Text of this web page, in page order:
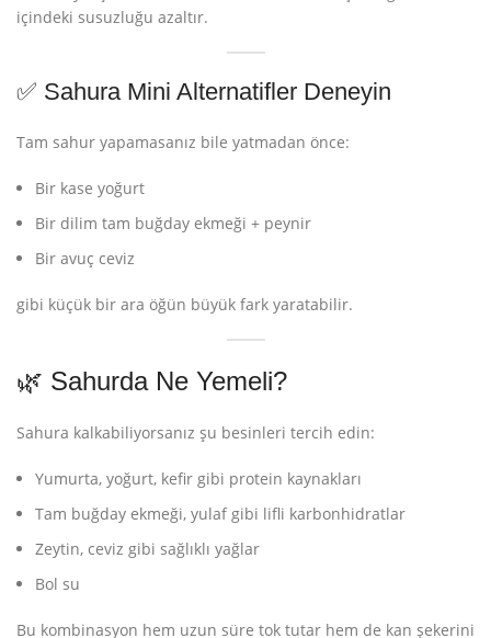
içindeki susuzluğu azaltır.
✅ Sahura Mini Alternatifler Deneyin
Tam sahur yapamasanız bile yatmadan önce:
Bir kase yoğurt
Bir dilim tam buğday ekmeği + peynir
Bir avuç ceviz
gibi küçük bir ara öğün büyük fark yaratabilir.
🌿 Sahurda Ne Yemeli?
Sahura kalkabiliyorsanız şu besinleri tercih edin:
Yumurta, yoğurt, kefir gibi protein kaynakları
Tam buğday ekmeği, yulaf gibi lifli karbonhidratlar
Zeytin, ceviz gibi sağlıklı yağlar
Bol su
Bu kombinasyon hem uzun süre tok tutar hem de kan şekerini